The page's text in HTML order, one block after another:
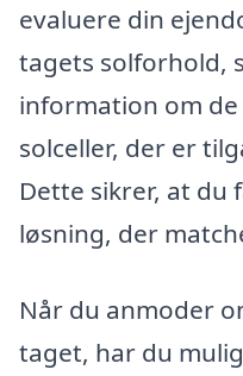
evaluere din
tagets solforhold,
information om
solceller, der er
Dette sikrer, at du
løsning, der
Når du anmoder
taget, har du